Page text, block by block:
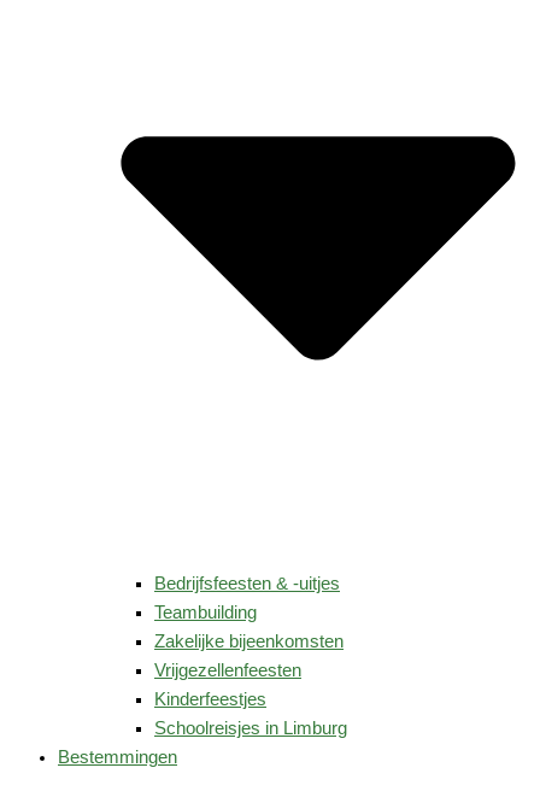
Bedrijfsfeesten & -uitjes
Teambuilding
Zakelijke bijeenkomsten
Vrijgezellenfeesten
Kinderfeestjes
Schoolreisjes in Limburg
Bestemmingen